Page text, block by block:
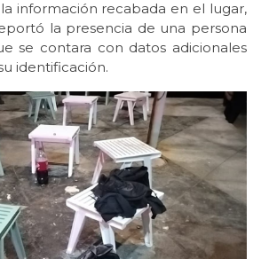
información recabada en el lugar,
la presencia de una persona
se contara con datos adicionales
identificación.